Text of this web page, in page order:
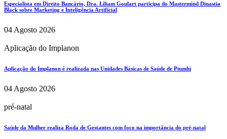
Especialista em Direito Bancário, Dra. Liliam Goulart participa do Mastermind Dinastia
Black sobre Marketing e Inteligência Artificial
04 Agosto 2026
Aplicação do Implanon
Aplicação do Implanon é realizada nas Unidades Básicas de Saúde de Piumhi
04 Agosto 2026
pré-natal
Saúde da Mulher realiza Roda de Gestantes com foco na importância do pré-natal